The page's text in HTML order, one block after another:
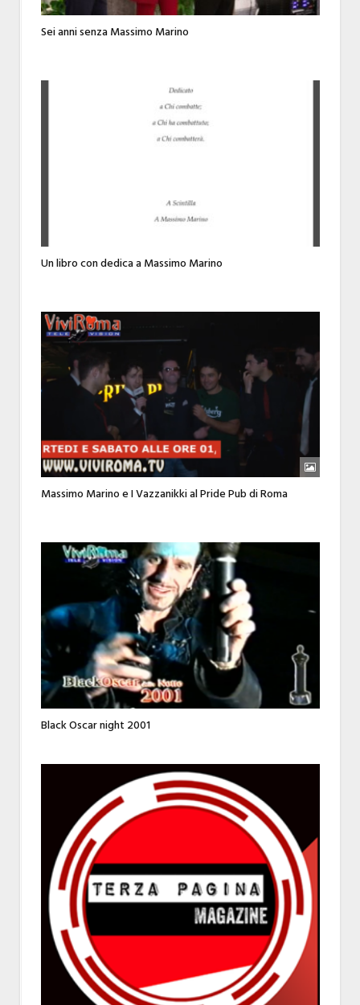
Sei anni senza Massimo Marino
Un libro con dedica a Massimo Marino
Massimo Marino e I Vazzanikki al Pride Pub di Roma
Black Oscar night 2001